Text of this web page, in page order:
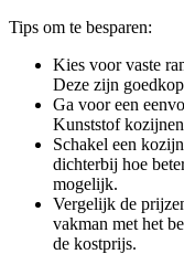
Tips om te besparen:
Kies voor vaste
Deze zijn
Ga voor een
Kunststof
Schakel een
dichterbij hoe
mogelijk.
Vergelijk de
vakman met het
de kostprijs.